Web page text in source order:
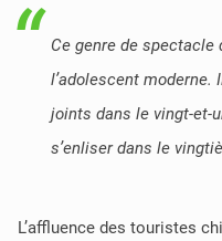
Ce genre de spectacle
l’adolescent
joints dans le vingt-et-
s’enliser dans le
L’affluence des touristes